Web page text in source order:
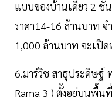
แบบของบ้านเดี่ยว 2 ชั้
ราคา14-16 ล้านบาท จ
1,000 ล้านบาท จะเปิ
6.มาร์วิช สาธุประดิษฐ์-
Rama 3 ) ตั้งอยู่บนพื้น